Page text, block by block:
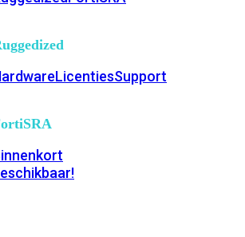
LicentiesSupport